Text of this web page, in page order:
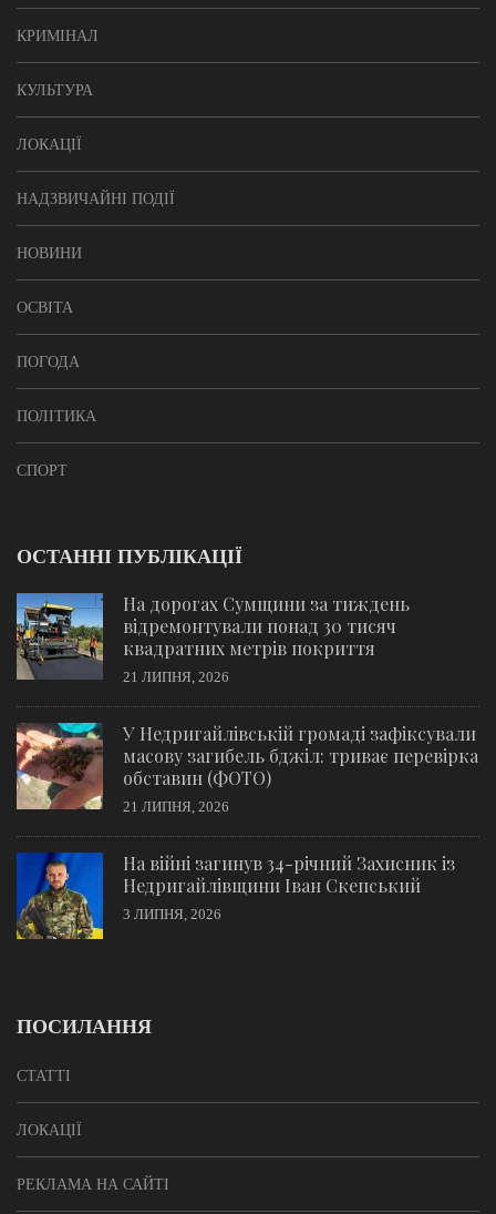
КРИМІНАЛ
КУЛЬТУРА
ЛОКАЦІЇ
НАДЗВИЧАЙНІ ПОДІЇ
НОВИНИ
ОСВІТА
ПОГОДА
ПОЛІТИКА
СПОРТ
ОСТАННІ ПУБЛІКАЦІЇ
На дорогах Сумщини за тиждень
відремонтували понад 30 тисяч
квадратних метрів покриття
21 ЛИПНЯ, 2026
У Недригайлівській громаді зафіксували
масову загибель бджіл: триває перевірка
обставин (ФОТО)
21 ЛИПНЯ, 2026
На війні загинув 34-річний Захисник із
Недригайлівщини Іван Скепський
3 ЛИПНЯ, 2026
ПОСИЛАННЯ
СТАТТІ
ЛОКАЦІЇ
РЕКЛАМА НА САЙТІ